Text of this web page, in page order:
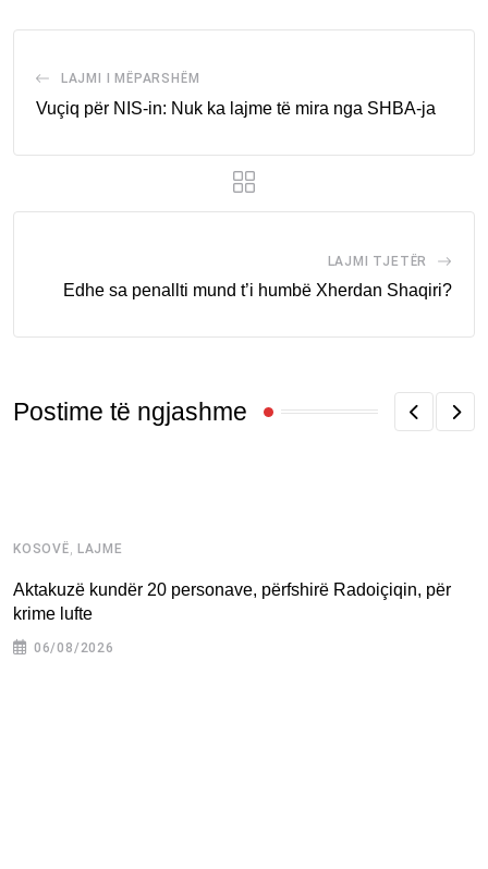
LAJMI I MËPARSHËM
Vuçiq për NIS-in: Nuk ka lajme të mira nga SHBA-ja
LAJMI TJETËR
Edhe sa penallti mund t’i humbë Xherdan Shaqiri?
Postime të ngjashme
KOSOVË, LAJME
Aktakuzë kundër 20 personave, përfshirë Radoiçiqin, për
krime lufte
06/08/2026